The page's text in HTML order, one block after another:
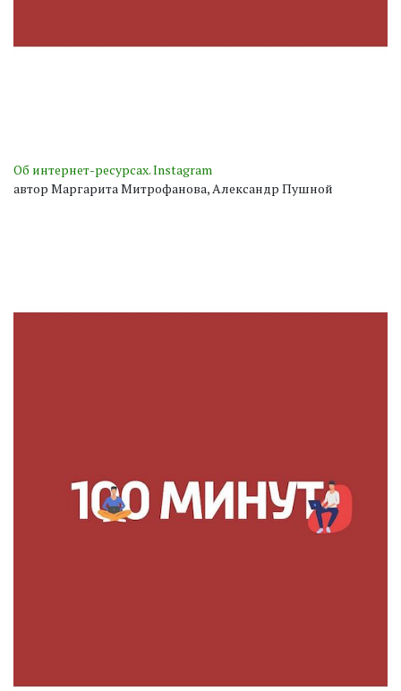
Об интернет-ресурсах. Instagram
автор Маргарита Митрофанова, Александр Пушной